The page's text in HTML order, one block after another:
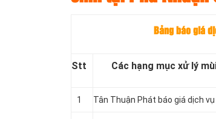
Bảng báo giá
Stt Các hạng mục xử lý
1 Tân Thuận Phát báo giá dịch